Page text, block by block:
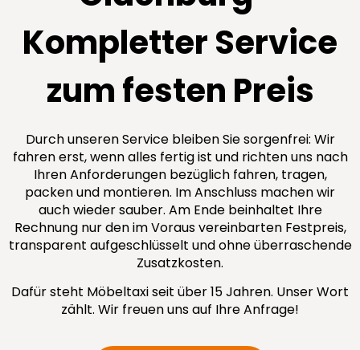
Kompletter Service
zum festen Preis
Durch unseren Service bleiben Sie sorgenfrei: Wir
fahren erst, wenn alles fertig ist und richten uns nach
Ihren Anforderungen bezüglich fahren, tragen,
packen und montieren. Im Anschluss machen wir
auch wieder sauber. Am Ende beinhaltet Ihre
Rechnung nur den im Voraus vereinbarten Festpreis,
transparent aufgeschlüsselt und ohne überraschende
Zusatzkosten.
Dafür steht Möbeltaxi seit über 15 Jahren. Unser Wort
zählt. Wir freuen uns auf Ihre Anfrage!